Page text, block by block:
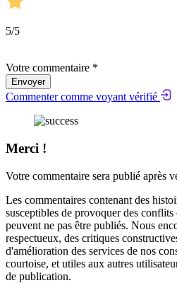
5/5
Votre commentaire *
Envoyer
Commenter comme voyant vérifié
Merci !
Votre commentaire sera publié après
Les commentaires contenant des
susceptibles de provoquer des conflits
peuvent ne pas être publiés. Nous
respectueux, des critiques
d'amélioration des services de nos
courtoise, et utiles aux autres
de publication.